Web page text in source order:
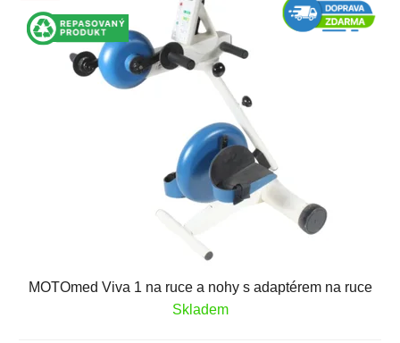
MOTOmed Viva 1 na ruce a nohy s adaptérem na ruce
Skladem